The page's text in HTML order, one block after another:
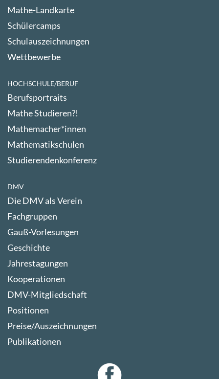
Mathe-Landkarte
Schülercamps
Schulauszeichnungen
Wettbewerbe
HOCHSCHULE/BERUF
Berufsportraits
Mathe Studieren?!
Mathemacher*innen
Mathematikschulen
Studierendenkonferenz
DMV
Die DMV als Verein
Fachgruppen
Gauß-Vorlesungen
Geschichte
Jahrestagungen
Kooperationen
DMV-Mitgliedschaft
Positionen
Preise/Auszeichnungen
Publikationen